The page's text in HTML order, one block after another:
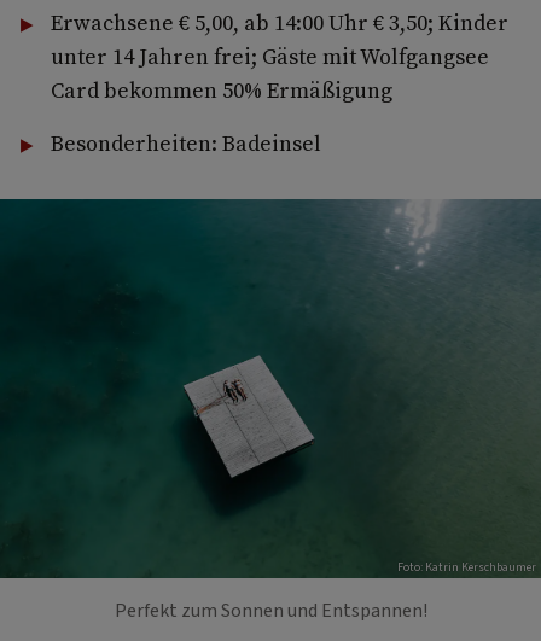
Erwachsene € 5,00, ab 14:00 Uhr € 3,50; Kinder
unter 14 Jahren frei; Gäste mit Wolfgangsee
Card bekommen 50% Ermäßigung
Besonderheiten: Badeinsel
Foto: Katrin Kerschbaumer
Perfekt zum Sonnen und Entspannen!